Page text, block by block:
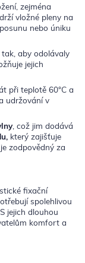
zejména
vložné pleny na
nebo úniku
aby odolávaly
jejich
při teplotě 60°C a
udržování v
, což jim dodává
který zajišťuje
zodpovědný za
fixační
spolehlivou
jejich dlouhou
komfort a